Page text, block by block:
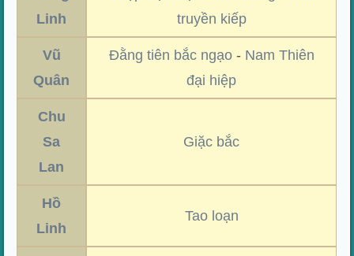
Linh
truyền kiếp
Vũ
Quân
Đằng tiên bắc ngạo- Nam Thiên
đại hiệp
Chu
Sa
Lan
Giặc bắc
Hồ
Linh
Tao loạn